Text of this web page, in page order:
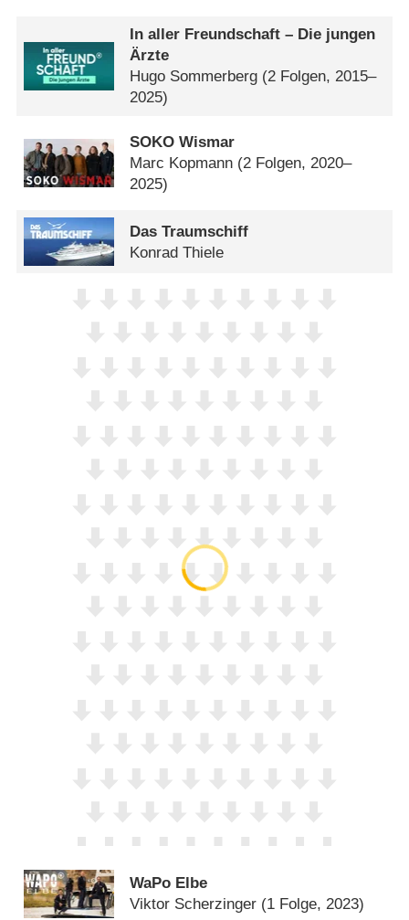
In aller Freundschaft – Die jungen
Ärzte
Hugo Sommerberg (2 Folgen, 2015–
2025)
SOKO Wismar
Marc Kopmann (2 Folgen, 2020–
2025)
Das Traumschiff
Konrad Thiele
WaPo Elbe
Viktor Scherzinger (1 Folge, 2023)